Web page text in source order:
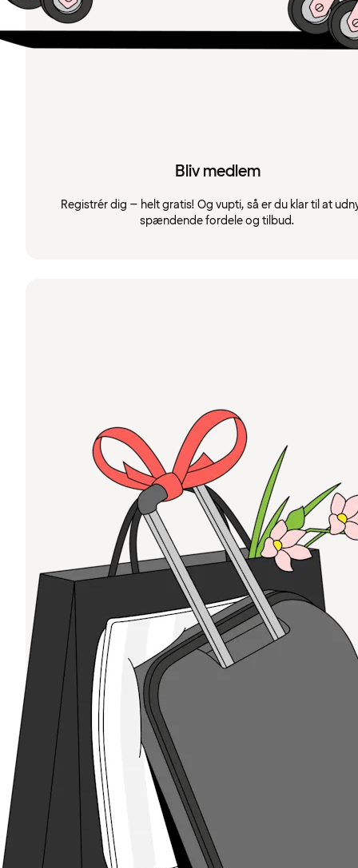
Bliv medlem
Registrér dig – helt gratis! Og vupti, så er du klar til at
spændende fordele og tilbud.